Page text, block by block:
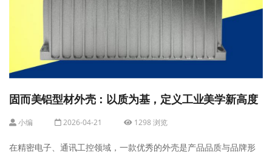
固而美铝型材外壳：以质为基，定义工业美学新高度
小编 2026-04-21 1298 浏览
在精密电子、通讯工控领域，一款优秀的外壳是产品品质与品牌形